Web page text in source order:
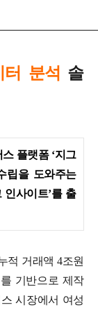
터 분석 솔
플랫폼 ‘지그
립을 도와주는
사이트’를 출
적 거래액 4조원
기반으로 제작
시장에서 여성